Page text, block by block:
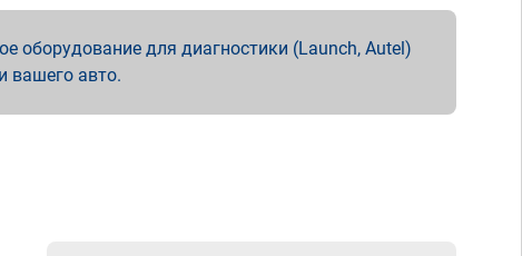
для диагностики (Launch, Autel)
вашего авто.